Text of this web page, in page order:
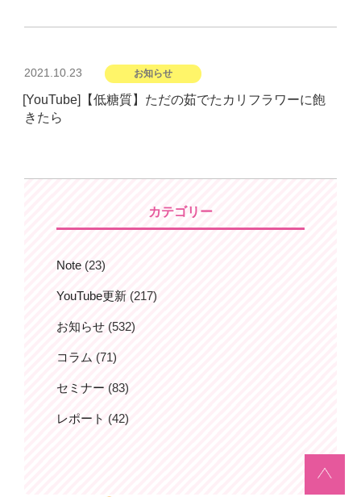
投
日:
2021.10.23 お知らせ
[YouTube]【低糖質】ただの茹でたカリフラワーに飽
きたら
カテゴリー
Note (23)
YouTube更新 (217)
お知らせ (532)
コラム (71)
セミナー (83)
レポート (42)